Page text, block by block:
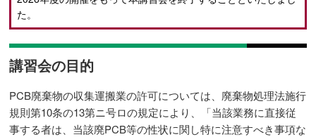
た。
講習会の目的
PCB廃棄物の収集運搬業の許可については、廃棄物処理法施行
規則第10条の13第ニ号ロの規定により、「当該業務に直接従
事する者は、当該廃PCB等の性状に関し特に注意すべき事項な